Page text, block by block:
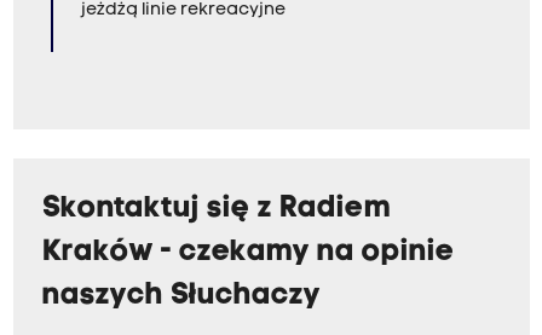
jeżdżą linie rekreacyjne
Skontaktuj się z Radiem
Kraków - czekamy na opinie
naszych Słuchaczy